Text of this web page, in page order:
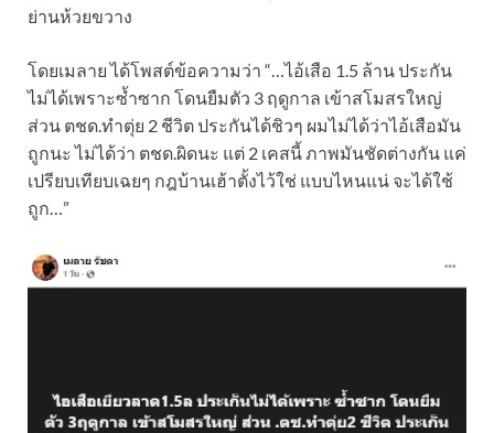
ย่านห้วยขวาง
โดยเมลาย ได้โพสต์ข้อความว่า “…ไอ้เสือ 1.5 ล้าน ประกัน
ไม่ได้เพราะซ้ำซาก โดนยืมตัว 3 ฤดูกาล เข้าสโมสรใหญ่
ส่วน ตชด.ทำตุ่ย 2 ชีวิต ประกันได้ชิวๆ ผมไม่ได้ว่าไอ้เสือมัน
ถูกนะ ไม่ได้ว่า ตชด.ผิดนะ แต่ 2 เคสนี้ ภาพมันชัดต่างกัน แค่
เปรียบเทียบเฉยๆ กฎบ้านเฮ้าตั้งไว้ใช่ แบบไหนแน่ จะได้ใช้
ถูก…”